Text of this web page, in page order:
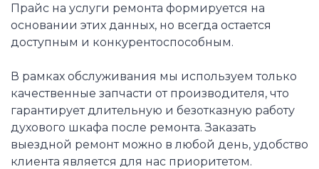
Прайс на услуги ремонта формируется на
основании этих данных, но всегда остается
доступным и конкурентоспособным.
В рамках обслуживания мы используем только
качественные запчасти от производителя, что
гарантирует длительную и безотказную работу
духового шкафа после ремонта. Заказать
выездной ремонт можно в любой день, удобство
клиента является для нас приоритетом.